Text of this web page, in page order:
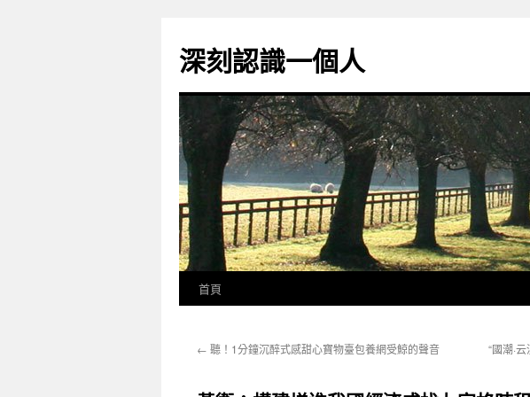
主
要
深刻認識一個人
首頁
← 聽！1分鐘沉醉式感甜心寶物臺包養網受鯨的聲音
“國潮·